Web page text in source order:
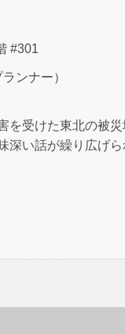
#301
ンナー）
を受けた東北の被
い話が繰り広げら